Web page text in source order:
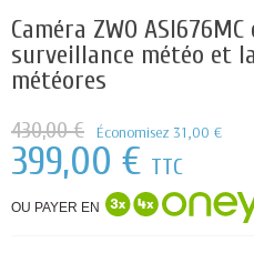
Caméra ZWO
surveillance météo et
météores
430,00 € Économisez 31,00 €
399,00 € TTC
OU PAYER EN